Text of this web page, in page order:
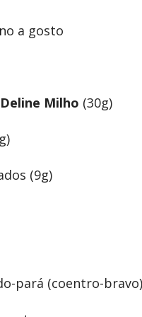
a gosto
Deline Milho (30g)
(9g)
pará (coentro-bravo)